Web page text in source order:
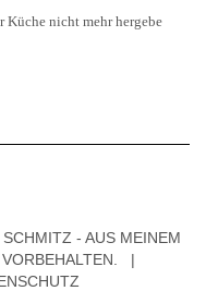
Küche nicht mehr hergebe
- AUS MEINEM
|